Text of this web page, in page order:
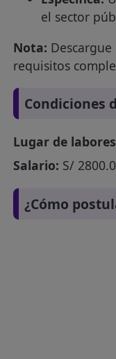
el sector
Nota:
requisitos
Condiciones
Lugar de
Salario: S/
¿Cómo